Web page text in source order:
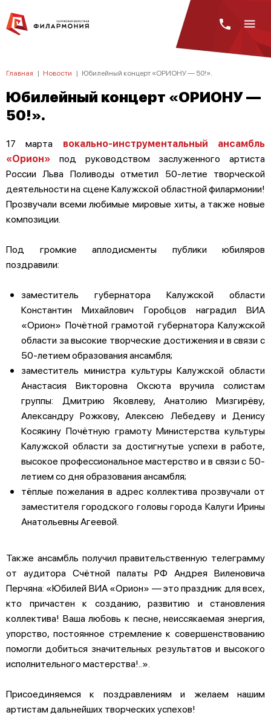
Главная | Новости | Юбилейный концерт «ОРИОНУ — 50!».
Юбилейный концерт «ОРИОНУ —
50!».
17 марта вокально-инструментальный ансамбль
«Орион» под руководством заслуженного артиста
России Льва Поливоды отметил 50-летие творческой
деятельности на сцене Калужской областной филармонии!
Прозвучали всеми любимые мировые хиты, а также новые
композиции.
Под громкие аплодисменты публики юбиляров
поздравили:
заместитель губернатора Калужской области
Константин Михайлович Горобцов наградил ВИА
«Орион» Почётной грамотой губернатора Калужской
области за высокие творческие достижения и в связи с
50-летием образования ансамбля;
заместитель министра культуры Калужской области
Анастасия Викторовна Оксюта вручила солистам
группы: Дмитрию Яковлеву, Анатолию Мизгирёву,
Александру Рожкову, Алексею Лебедеву и Денису
Косякину Почётную грамоту Министерства культуры
Калужской области за достигнутые успехи в работе,
высокое профессиональное мастерство и в связи с 50-
летием со дня образования ансамбля;
тёплые пожелания в адрес коллектива прозвучали от
заместителя городского головы города Калуги Ирины
Анатольевны Агеевой.
Также ансамбль получил правительственную телеграмму
от аудитора Счётной палаты РФ Андрея Виленовича
Перчяна: «Юбилей ВИА «Орион» — это праздник для всех,
кто причастен к созданию, развитию и становления
коллектива! Ваша любовь к песне, неиссякаемая энергия,
упорство, постоянное стремление к совершенствованию
помогли добиться значительных результатов и высокого
исполнительного мастерства!..».
Присоединяемся к поздравлениям и желаем нашим
артистам дальнейших творческих успехов!